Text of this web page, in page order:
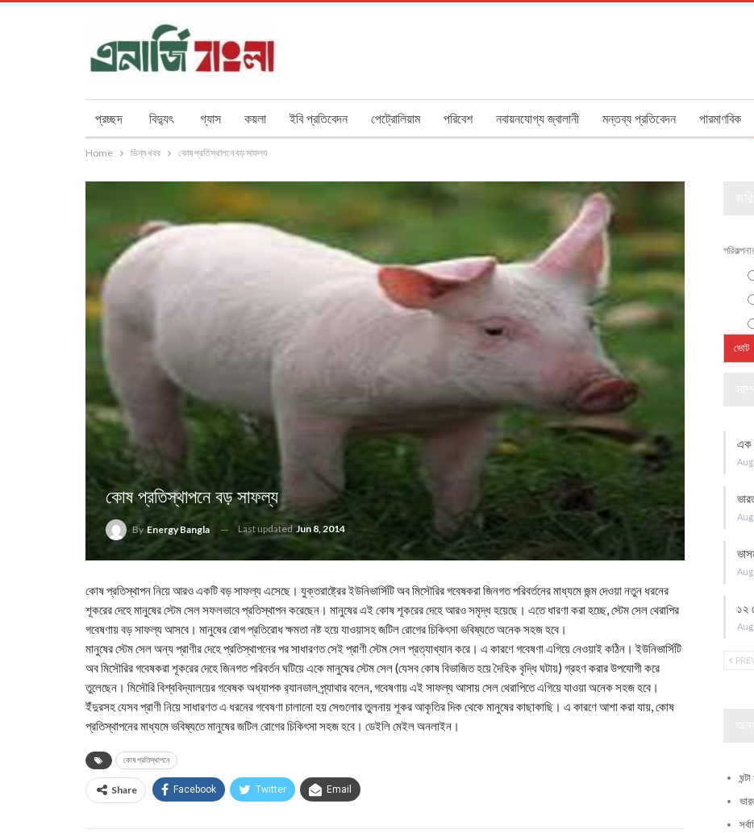
প্রচ্ছদ বিদ্যুৎ গ্যাস কয়লা ইবি প্রতিবেদন পেট্রোলিয়াম পরিবেশ নবায়নযোগ্য জ্বালানী মন্তব্য প্রতিবেদন পারমাণবিক
Home ভিন্ন খবর কোষ প্রতিস্থাপনে বড় সাফল্য
কোষ প্রতিস্থাপনে বড় সাফল্য
By Energy Bangla Last updatedJun 8, 2014
কোষ প্রতিস্থাপন নিয়ে আরও একটি বড় সাফল্য এসেছে। যুক্তরাষ্ট্রের ইউনিভার্সিটি অব মিসৌরির গবেষকরা জিনগত পরিবর্তনের মাধ্যমে জন্ম দেওয়া নতুন ধরনের
শূকরের দেহে মানুষের স্টেম সেল সফলভাবে প্রতিস্থাপন করেছেন। মানুষের এই কোষ শূকরের দেহে আরও সমৃদ্ধ হয়েছে। এতে ধারণা করা হচ্ছে, স্টেম সেল থেরাপির
গবেষণায় বড় সাফল্য আসবে। মানুষের রোগ প্রতিরোধ ক্ষমতা নষ্ট হয়ে যাওয়াসহ জটিল রোগের চিকিৎসা ভবিষ্যতে অনেক সহজ হবে।
মানুষের স্টেম সেল অন্য প্রাণীর দেহে প্রতিস্থাপনের পর সাধারণত সেই প্রাণী স্টেম সেল প্রত্যাখ্যান করে। এ কারণে গবেষণা এগিয়ে নেওয়াই কঠিন। ইউনিভার্সিটি
অব মিসৌরির গবেষকরা শূকরের দেহে জিনগত পরিবর্তন ঘটিয়ে একে মানুষের স্টেম সেল (যেসব কোষ বিভাজিত হয়ে দৈহিক বৃদ্ধি ঘটায়) গ্রহণ করার উপযোগী করে
তুলেছেন। মিসৌরি বিশ্ববিদ্যালয়ের গবেষক অধ্যাপক র‌্যানডাল প্র্যাথার বলেন, গবেষণায় এই সাফল্য আসায় সেল থেরাপিতে এগিয়ে যাওয়া অনেক সহজ হবে।
ইঁদুরসহ যেসব প্রাণী নিয়ে সাধারণত এ ধরনের গবেষণা চালানো হয় সেগুলোর তুলনায় শূকর আকৃতির দিক থেকে মানুষের কাছাকাছি। এ কারণে আশা করা যায়, কোষ
প্রতিস্থাপনের মাধ্যমে ভবিষ্যতে মানুষের জটিল রোগের চিকিৎসা সহজ হবে। ডেইলি মেইল অনলাইন।
কোষ প্রতিস্থাপনে
Share Facebook Twitter Email
এক
Aug
Aug
Aug
১২
Aug